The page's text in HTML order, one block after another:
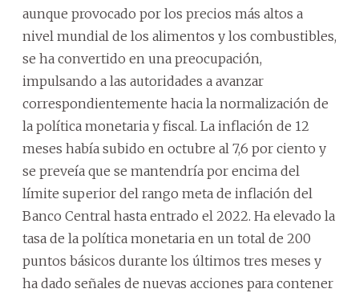
aunque provocado por los precios más altos a
nivel mundial de los alimentos y los combustibles,
se ha convertido en una preocupación,
impulsando a las autoridades a avanzar
correspondientemente hacia la normalización de
la política monetaria y fiscal. La inflación de 12
meses había subido en octubre al 7,6 por ciento y
se preveía que se mantendría por encima del
límite superior del rango meta de inflación del
Banco Central hasta entrado el 2022. Ha elevado la
tasa de la política monetaria en un total de 200
puntos básicos durante los últimos tres meses y
ha dado señales de nuevas acciones para contener